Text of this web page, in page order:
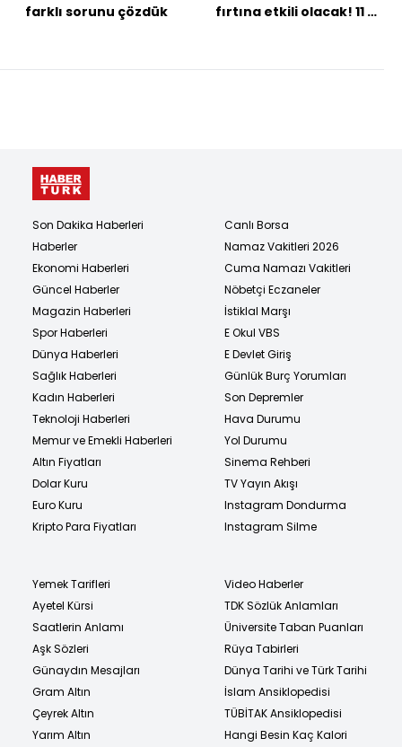
farklı sorunu çözdük
fırtına etkili olacak! 11 il
Son Dakika Haberleri
Haberler
Ekonomi Haberleri
Güncel Haberler
Magazin Haberleri
Spor Haberleri
Dünya Haberleri
Sağlık Haberleri
Kadın Haberleri
Teknoloji Haberleri
Memur ve Emekli Haberleri
Altın Fiyatları
Dolar Kuru
Euro Kuru
Kripto Para Fiyatları
Canlı Borsa
Namaz Vakitleri 2026
Cuma Namazı Vakitleri
Nöbetçi Eczaneler
İstiklal Marşı
E Okul VBS
E Devlet Giriş
Günlük Burç Yorumları
Son Depremler
Hava Durumu
Yol Durumu
Sinema Rehberi
TV Yayın Akışı
Instagram Dondurma
Instagram Silme
Yemek Tarifleri
Ayetel Kürsi
Saatlerin Anlamı
Aşk Sözleri
Günaydın Mesajları
Gram Altın
Çeyrek Altın
Yarım Altın
Video Haberler
TDK Sözlük Anlamları
Üniversite Taban Puanları
Rüya Tabirleri
Dünya Tarihi ve Türk Tarihi
İslam Ansiklopedisi
TÜBİTAK Ansiklopedisi
Hangi Besin Kaç Kalori